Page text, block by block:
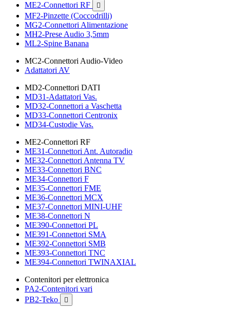
ME2-Connettori RF 
MF2-Pinzette (Coccodrilli)
MG2-Connettori Alimentazione
MH2-Prese Audio 3,5mm
ML2-Spine Banana
MC2-Connettori Audio-Video
Adattatori AV
MD2-Connettori DATI
MD31-Adattatori Vas.
MD32-Connettori a Vaschetta
MD33-Connettori Centronix
MD34-Custodie Vas.
ME2-Connettori RF
ME31-Connettori Ant. Autoradio
ME32-Connettori Antenna TV
ME33-Connettori BNC
ME34-Connettori F
ME35-Connettori FME
ME36-Connettori MCX
ME37-Connettori MINI-UHF
ME38-Connettori N
ME390-Connettori PL
ME391-Connettori SMA
ME392-Connettori SMB
ME393-Connettori TNC
ME394-Connettori TWINAXIAL
Contenitori per elettronica
PA2-Contenitori vari
PB2-Teko
